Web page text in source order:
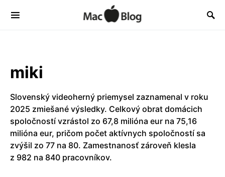
miki
Slovenský videoherný priemysel zaznamenal v roku
2025 zmiešané výsledky. Celkový obrat domácich
spoločností vzrástol zo 67,8 milióna eur na 75,16
milióna eur, pričom počet aktívnych spoločností sa
zvýšil zo 77 na 80. Zamestnanosť zároveň klesla
z 982 na 840 pracovníkov.